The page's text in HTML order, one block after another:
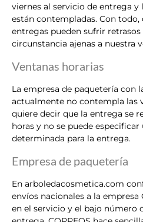
viernes al servicio de entrega y
están contempladas. Con
entregas pueden sufrir
circunstancia ajenas a nuestra
Ventanas horarias
La empresa de paquetería con
actualmente no contempla las
quiere decir que la entrega se
horas y no se puede
determinada para la entrega.
Empresa de paquetería
En arboledacosmetica.com
envíos nacionales a la empresa
en el servicio y el bajo número